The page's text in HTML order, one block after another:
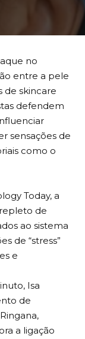
no
entre a pele
de skincare
defendem
sensações de
como o
Today, a
de
ao sistema
de “stress”
e
Isa
de
a ligação